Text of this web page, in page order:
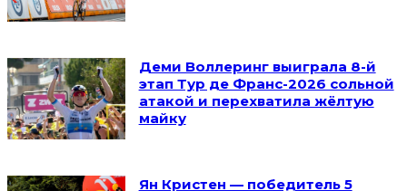
Деми Воллеринг выиграла 8-й
этап Тур де Франс-2026 сольной
атакой и перехватила жёлтую
майку
Ян Кристен — победитель 5